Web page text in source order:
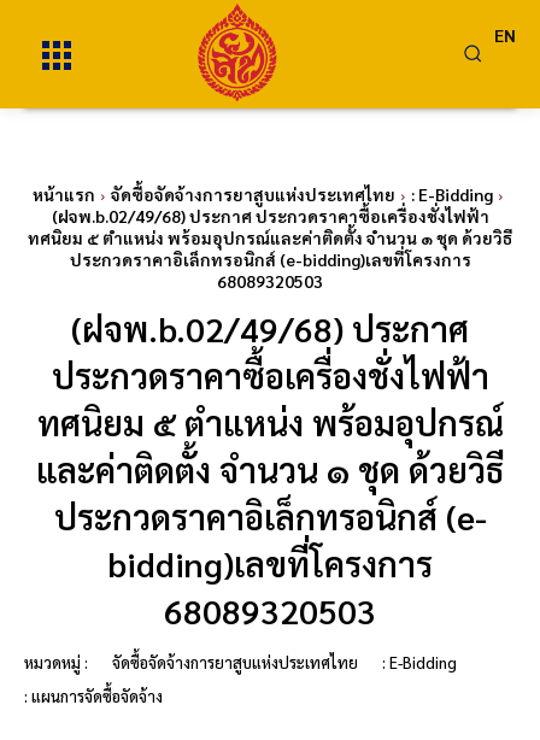
EN
หน้าแรก จัดซื้อจัดจ้างการยาสูบแห่งประเทศไทย
: E-Bidding
(ฝจพ.b.02/49/68) ประกาศ ประกวดราคาซื้อเครื่องชั่งไฟฟ้า
ทศนิยม ๕ ตำแหน่ง พร้อมอุปกรณ์และค่าติดตั้ง จำนวน ๑ ชุด ด้วยวิธี
ประกวดราคาอิเล็กทรอนิกส์ (e-bidding)เลขที่โครงการ
68089320503
(ฝจพ.b.02/49/68) ประกาศ
ประกวดราคาซื้อเครื่องชั่งไฟฟ้า
ทศนิยม ๕ ตำแหน่ง พร้อมอุปกรณ์
และค่าติดตั้ง จำนวน ๑ ชุด ด้วยวิธี
ประกวดราคาอิเล็กทรอนิกส์ (e-
bidding)เลขที่โครงการ
68089320503
หมวดหมู่ : จัดซื้อจัดจ้างการยาสูบแห่งประเทศไทย
: E-Bidding
: แผนการจัดซื้อจัดจ้าง